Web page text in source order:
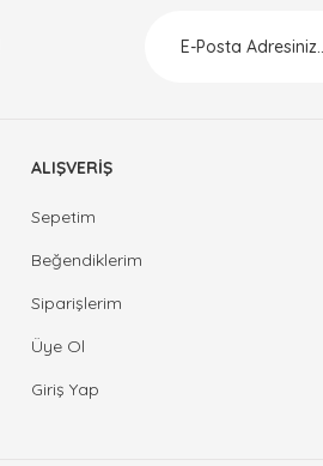
ALIŞVERİŞ
Sepetim
Beğendiklerim
Siparişlerim
Üye Ol
Giriş Yap